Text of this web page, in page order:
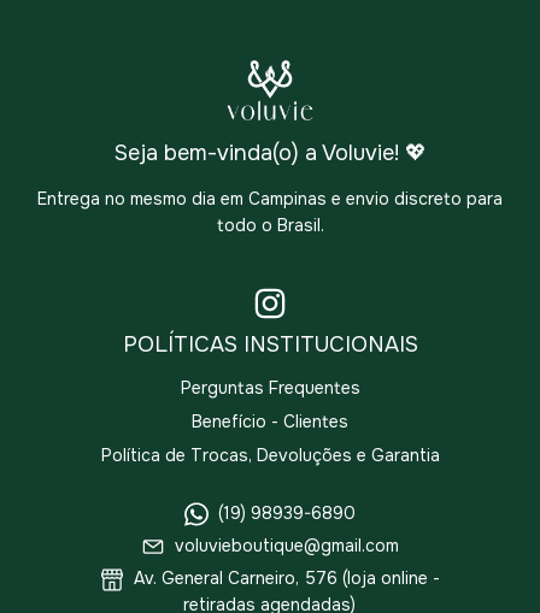
Seja bem-vinda(o) a Voluvie! 💖
Entrega no mesmo dia em Campinas e envio discreto para
todo o Brasil.
POLÍTICAS INSTITUCIONAIS
Perguntas Frequentes
Benefício - Clientes
Política de Trocas, Devoluções e Garantia
(19) 98939-6890
voluvieboutique@gmail.com
Av. General Carneiro, 576 (loja online -
retiradas agendadas)